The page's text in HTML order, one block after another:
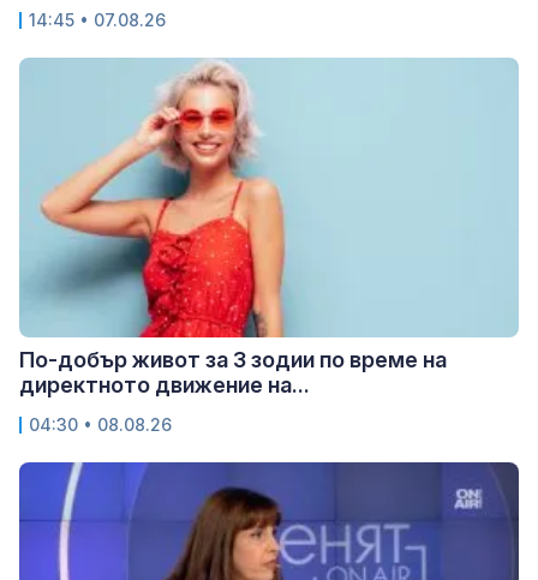
14:45 • 07.08.26
По-добър живот за 3 зодии по време на
директното движение на...
04:30 • 08.08.26